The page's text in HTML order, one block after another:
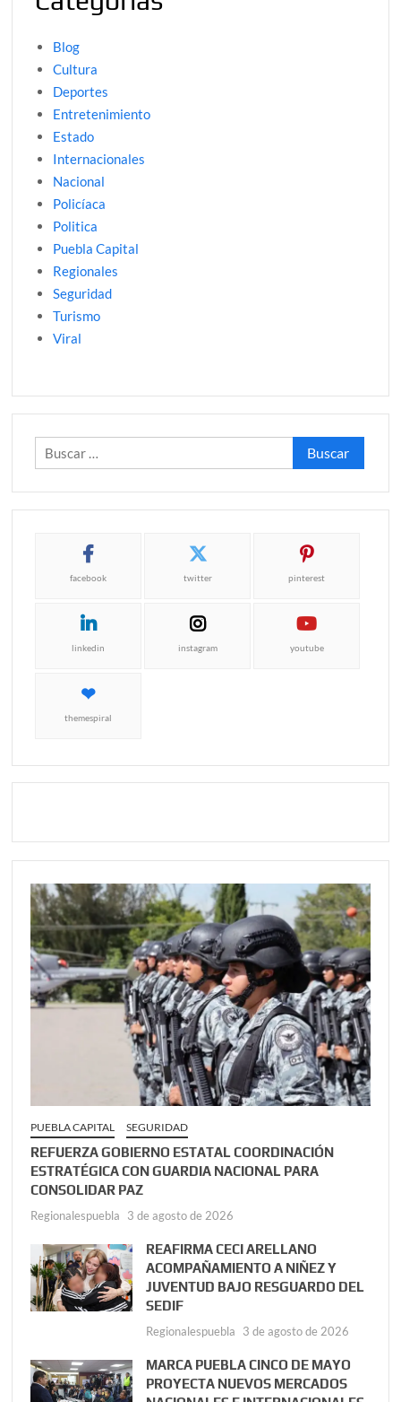
Blog
Cultura
Deportes
Entretenimiento
Estado
Internacionales
Nacional
Policíaca
Politica
Puebla Capital
Regionales
Seguridad
Turismo
Viral
Buscar:
facebook twitter pinterest
linkedin instagram youtube
themespiral
PUEBLA CAPITAL SEGURIDAD
REFUERZA GOBIERNO ESTATAL COORDINACIÓN
ESTRATÉGICA CON GUARDIA NACIONAL PARA
CONSOLIDAR PAZ
Regionalespuebla 3 de agosto de 2026
REAFIRMA CECI ARELLANO
ACOMPAÑAMIENTO A NIÑEZ Y
JUVENTUD BAJO RESGUARDO DEL
SEDIF
Regionalespuebla 3 de agosto de 2026
MARCA PUEBLA CINCO DE MAYO
PROYECTA NUEVOS MERCADOS